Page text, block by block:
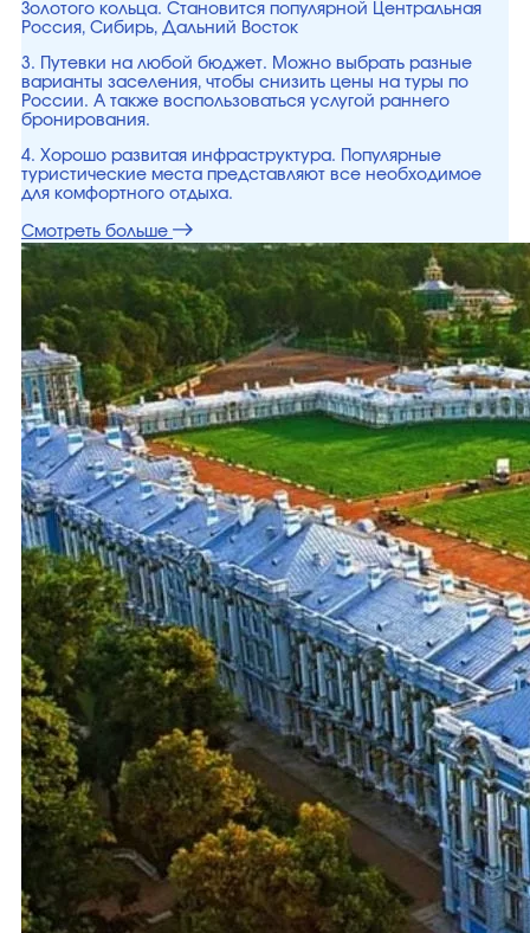
Золотого кольца. Становится популярной Центральная
Россия, Сибирь, Дальний Восток
3. Путевки на любой бюджет. Можно выбрать разные
варианты заселения, чтобы снизить цены на туры по
России. А также воспользоваться услугой раннего
бронирования.
4. Хорошо развитая инфраструктура. Популярные
туристические места представляют все необходимое
для комфортного отдыха.
Смотреть больше